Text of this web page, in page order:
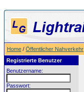
Home / Öffentlicher Nahverkehr
Registrierte Benutzer
Benutzername:
Passwort: